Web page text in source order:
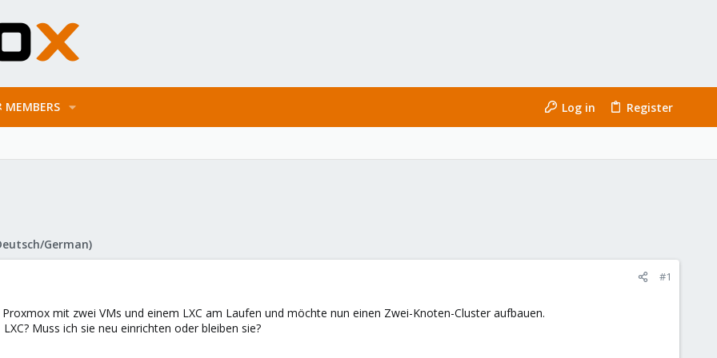
MEMBERS Log in Register
German)
#1
mit zwei VMs und einem LXC am Laufen und möchte nun einen Zwei-Knoten-Cluster aufbauen.
Muss ich sie neu einrichten oder bleiben sie?